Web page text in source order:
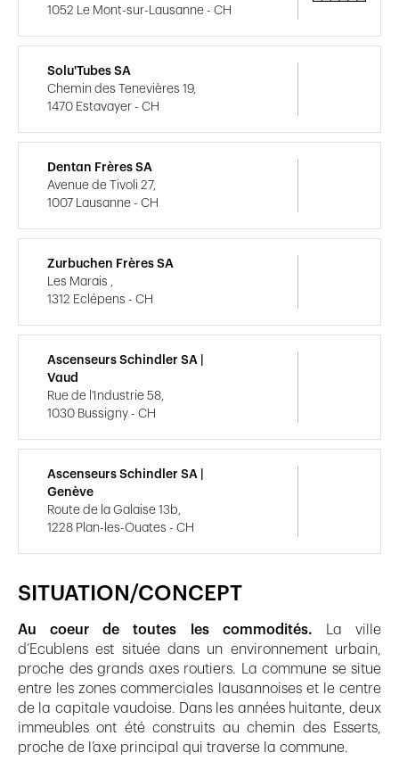
SITUATION/CONCEPT
Au coeur de toutes les commodités. La ville
d’Ecublens est située dans un environnement urbain,
proche des grands axes routiers. La commune se situe
entre les zones commerciales lausannoises et le centre
de la capitale vaudoise. Dans les années huitante, deux
immeubles ont été construits au chemin des Esserts,
proche de l’axe principal qui traverse la commune.
1052 Le Mont-sur-Lausanne - CH
Solu'Tubes SA
Chemin des Tenevières 19,
1470 Estavayer - CH
Dentan Frères SA
Avenue de Tivoli 27,
1007 Lausanne - CH
Zurbuchen Frères SA
Les Marais ,
1312 Eclépens - CH
Ascenseurs Schindler SA |
Vaud
Rue de l'Industrie 58,
1030 Bussigny - CH
Ascenseurs Schindler SA |
Genève
Route de la Galaise 13b,
1228 Plan-les-Ouates - CH